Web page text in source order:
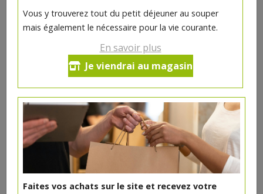
Vous y trouverez tout du petit déjeuner au souper
mais également le nécessaire pour la vie courante.
En savoir plus
Je viendrai au magasin
Faites vos achats sur le site et recevez votre
Poudre compacte Abricot bio
- 1 pc +
7€
Réception souhaitée le